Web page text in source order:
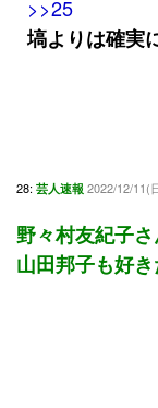
>>25
塙よりは確実
28: 芸人速報 2022/12/11(
野々村友紀子
山田邦子も好